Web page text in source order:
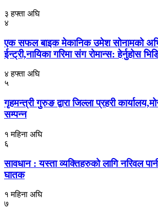
३ हफ्ता अघि
४
एक सफल बाइक मेकानिक उमेश सोनामको
ईन्ट्री,नायिका गरिमा संग रोमान्स: हेर्नुहोस
४ हफ्ता अघि
५
गृहमन्त्री गुरुङ द्वारा जिल्ला प्रहरी
सम्पन्न
१ महिना अघि
६
सावधान : यस्ता व्यक्तिहरुको लागि नरिवल
घातक
१ महिना अघि
७